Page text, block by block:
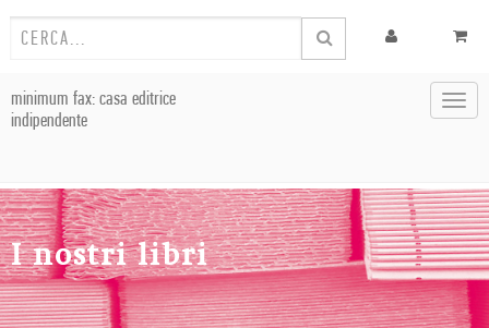
minimum fax: casa editrice
indipendente
I nostri libri